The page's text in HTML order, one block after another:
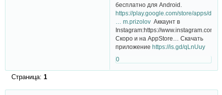
бесплатно для Android.
https://play.google.com/store/apps/deta
… m.prizolov Аккаунт в
Instagram:https://www.instagram.com/
Скоро и на AppStore… Скачать
приложениеhttps://is.gd/qLnUuy
0
Страница: 1